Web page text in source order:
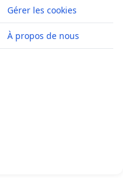
Gérer les cookies
À propos de nous